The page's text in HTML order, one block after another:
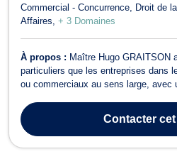
Commercial - Concurrence
Droit de
Affaires + 3 Domaines
À propos : Maître Hugo GRAITSON
particuliers que les entreprises dans
ou commerciaux au sens large, avec
contractuelles, garantie des vices
droit de rétracta...
Contactercet